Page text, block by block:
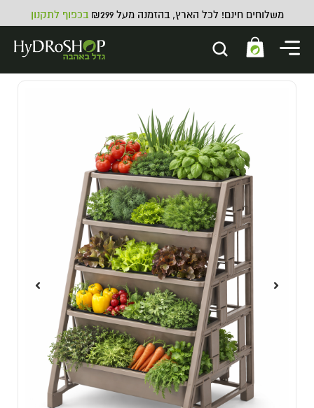
משלוחים חינם! לכל הארץ, בהזמנה מעל ₪299 בכפוף לתקנון
AN Sensizym
₪119.00